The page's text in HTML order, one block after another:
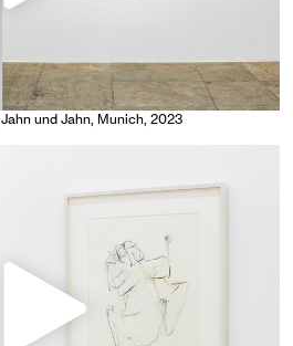
, Jahn und Jahn, Munich , 2023